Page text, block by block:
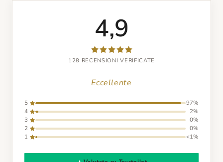
4,9
128 RECENSIONI VERIFICATE
Eccellente
5
97%
4
2%
3
0%
2
0%
1
<1%